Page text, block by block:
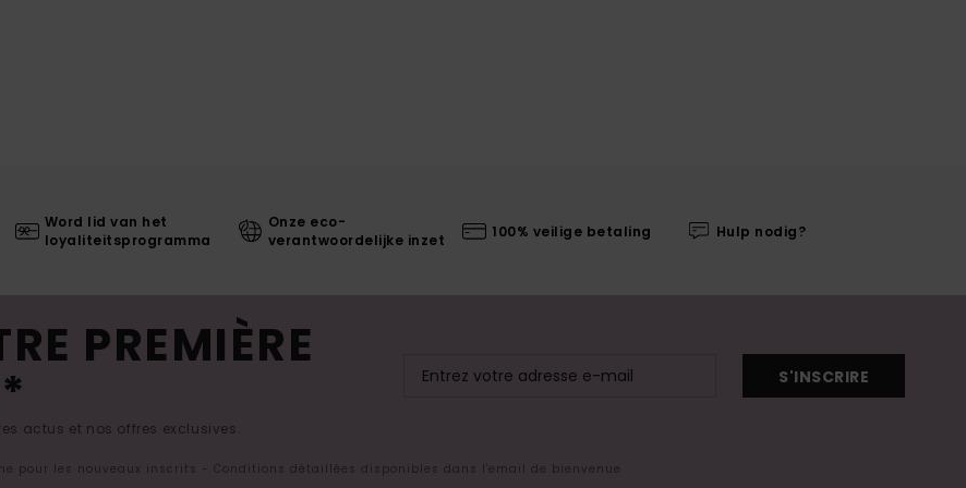
Word lid van het
loyaliteitsprogramma
Onze eco-
verantwoordelijke inzet
100% veilige betaling Hulp nodig?
PREMIÈRE
actus et nos offres exclusives.
S'INSCRIRE
pour les nouveaux inscrits - Conditions détaillées disponibles dans l'email de bienvenue